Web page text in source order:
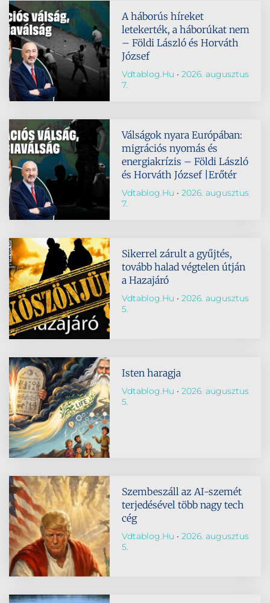
A háborús híreket
letekerték, a háborúkat nem
– Földi László és Horváth
József
Vdtablog.hu
2026. augusztus
7.
Válságok nyara Európában:
migrációs nyomás és
energiakrízis – Földi László
és Horváth József |Erőtér
Vdtablog.hu
2026. augusztus
7.
Sikerrel zárult a gyűjtés,
tovább halad végtelen útján
a Hazajáró
Vdtablog.hu
2026. augusztus
5.
Isten haragja
Vdtablog.hu
2026. augusztus
5.
Szembeszáll az AI-szemét
terjedésével több nagy tech
cég
Vdtablog.hu
2026. augusztus
5.